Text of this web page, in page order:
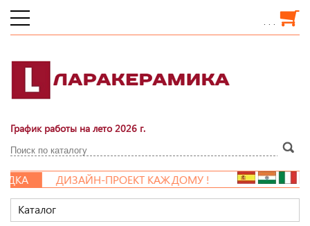
. . .
График работы на лето 2026 г.
ДИЗАЙН-ПРОЕКТ КАЖДОМУ !
Каталог